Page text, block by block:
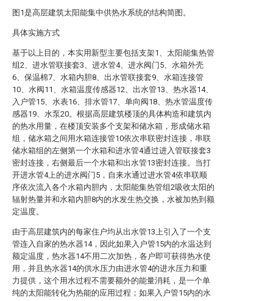
图1是高层建筑太阳能集中供热水系统的结构简图。
具体实施方式
基于以上目的，本实用新型主要包括支架1、太阳能集热管
组2、进水管联接套3、进水管4、进水阀门5、水箱外壳
6、保温棉7、水箱内胆8、出水管联接套9、水箱连接管
10、水阀11、水箱温度传感器12、出水管13、热水器14、
入户管15、水表16、排水管17、单向阀18、热水管温度传
感器19、水泵20。根据高层建筑楼顶的具体构造和建筑内
的热水用量，在楼顶安装多个支架和储水箱，形成储水箱
组，储水箱之间用水箱连接管10依次串联密封连接，串联
储水箱组的左侧第一个水箱和进水管4通过进入管联接套3
密封连接，右侧最后一个水箱和出水管13密封连接。当打
开进水管4上的进水阀门5，自来水通过进水管4依串联顺
序依次流入各个水箱内胆内，太阳能集热管组2吸收太阳的
辐射热量并和水箱内胆8内的水发生热交换，水被加热到额
定温度。
由于高层建筑内的每家住户均从出水管13上引入了一个支
管连入自家的热水器14，因此如果入户管15内的水温达到
额定温度，热水器14不用二次加热，各户即可获得热水使
用，并且热水器14的供水压力由进水管4的进水压力和重
力提供，这个用水过程不需要额外的能量消耗，是一个单
纯的太阳能转化为热能的应用过程；如果入户管15内的水